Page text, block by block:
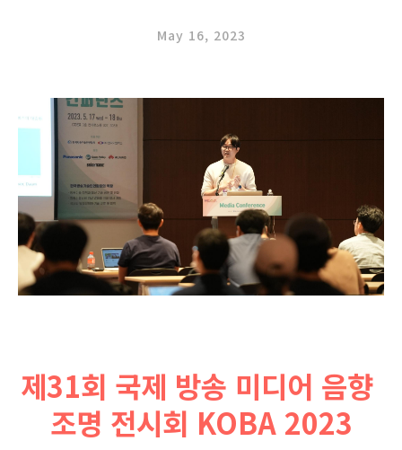
May 16, 2023
제31회 국제 방송 미디어 음향
조명 전시회 KOBA 2023